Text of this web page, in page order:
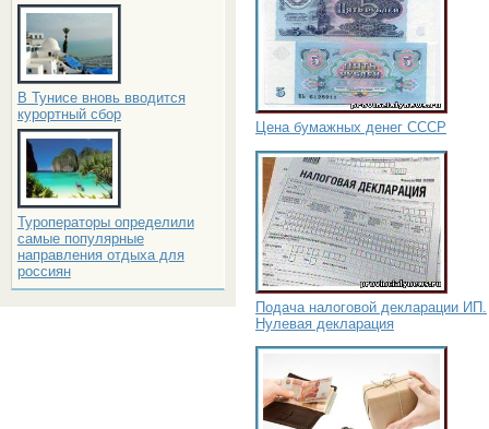
В Тунисе вновь вводится
курортный сбор
Туроператоры определили
самые популярные
направления отдыха для
россиян
Цена бумажных денег СССР
Подача налоговой декларации ИП.
Нулевая декларация